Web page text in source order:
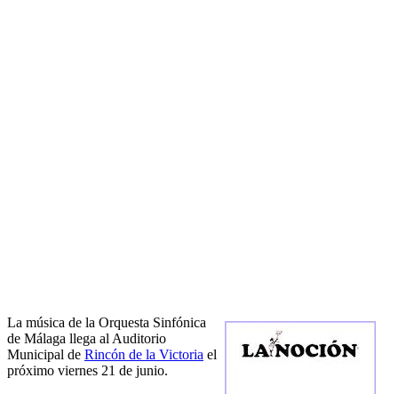
La música de la Orquesta Sinfónica
de Málaga llega al Auditorio
Municipal de Rincón de la Victoria el
próximo viernes 21 de junio.